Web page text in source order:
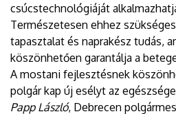
csúcstechnológiáját
Természetesen ehhez
tapasztalat és naprakész tudás,
köszönhetően garantálja a
A mostani fejlesztésnek
polgár kap új esélyt az
Papp László, Debrecen